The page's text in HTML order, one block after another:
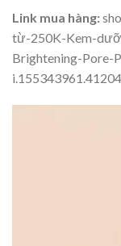
Link mua hàng:
từ-250K-Kem-
Brightening-Pore-